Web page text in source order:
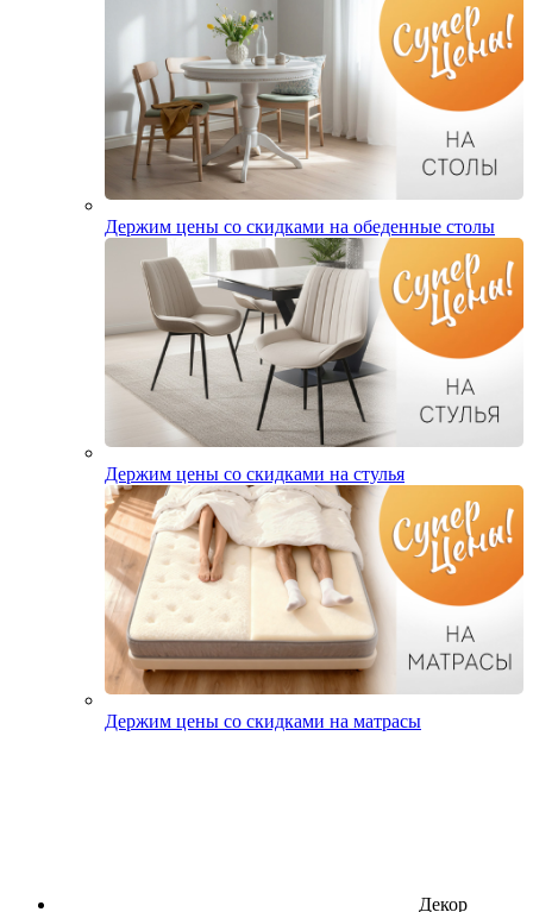
Держим цены со скидками на обеденные столы
Держим цены со скидками на стулья
Держим цены со скидками на матрасы
Декор